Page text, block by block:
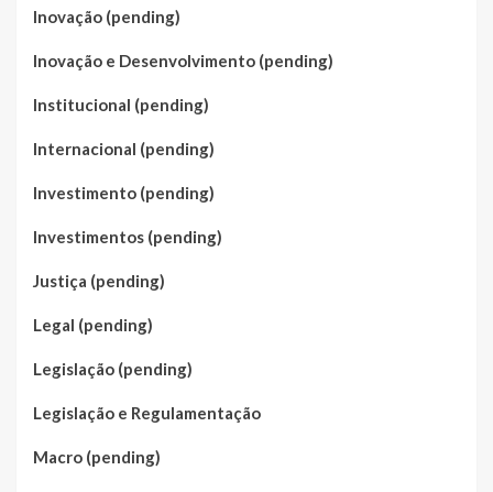
Inovação (pending)
Inovação e Desenvolvimento (pending)
Institucional (pending)
Internacional (pending)
Investimento (pending)
Investimentos (pending)
Justiça (pending)
Legal (pending)
Legislação (pending)
Legislação e Regulamentação
Macro (pending)